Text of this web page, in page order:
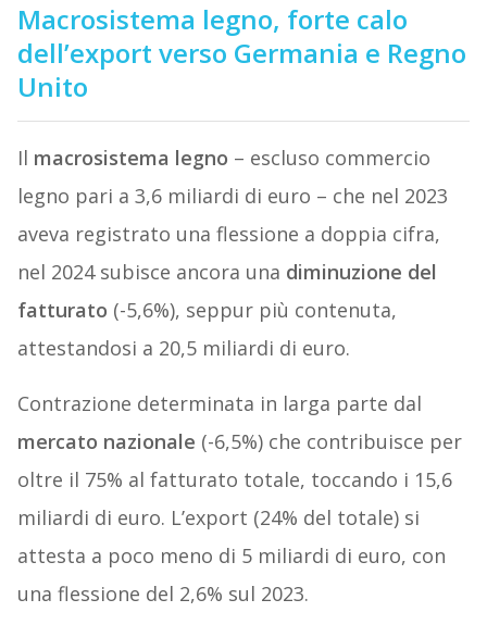
Macrosistema legno, forte calo
dell’export verso Germania e Regno
Unito
Il macrosistema legno – escluso commercio
legno pari a 3,6 miliardi di euro – che nel 2023
aveva registrato una flessione a doppia cifra,
nel 2024 subisce ancora una diminuzione del
fatturato (-5,6%), seppur più contenuta,
attestandosi a 20,5 miliardi di euro.
Contrazione determinata in larga parte dal
mercato nazionale (-6,5%) che contribuisce per
oltre il 75% al fatturato totale, toccando i 15,6
miliardi di euro. L’export (24% del totale) si
attesta a poco meno di 5 miliardi di euro, con
una flessione del 2,6% sul 2023.